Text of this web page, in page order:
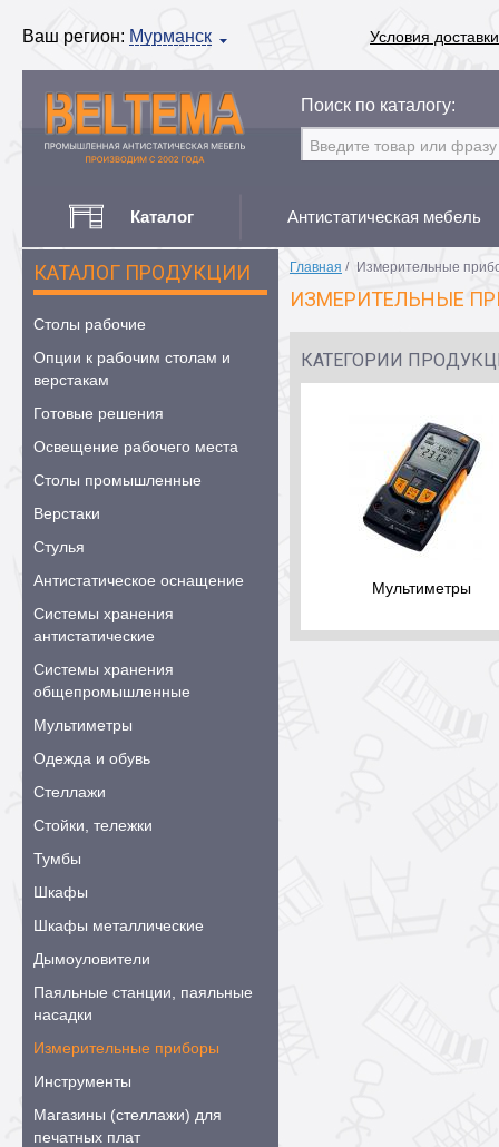
Ваш регион: Мурманск Условия доставки
Поиск по каталогу:
Каталог Антистатическая мебель
КАТАЛОГ ПРОДУКЦИИ
Столы рабочие
Опции к рабочим столам и
верстакам
Готовые решения
Освещение рабочего места
Столы промышленные
Верстаки
Стулья
Антистатическое оснащение
Системы хранения
антистатические
Системы хранения
общепромышленные
Мультиметры
Одежда и обувь
Стеллажи
Стойки, тележки
Тумбы
Шкафы
Шкафы металлические
Дымоуловители
Паяльные станции, паяльные
насадки
Измерительные приборы
Инструменты
Магазины (стеллажи) для
печатных плат
Главная / Измерительные
ИЗМЕРИТЕЛЬНЫЕ
КАТЕГОРИИ
Мультиметры